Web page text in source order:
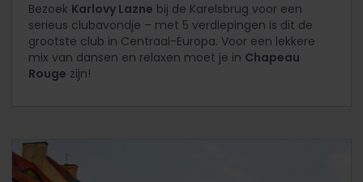
Bezoek Karlovy Lazne bij de Karelsbrug voor een
serieus clubavondje – met 5 verdiepingen is dit de
grootste club in Centraal-Europa. Voor een lekkere
mix van dansen en relaxen moet je in Chapeau
Rouge zijn!